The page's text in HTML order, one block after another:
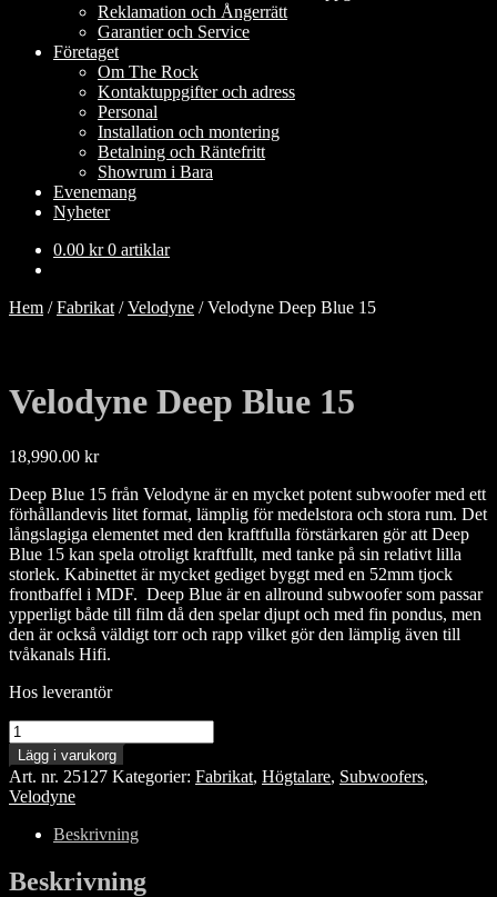
Reklamation och Ångerrätt
Garantier och Service
Företaget
Om The Rock
Kontaktuppgifter och adress
Personal
Installation och montering
Betalning och Räntefritt
Showrum i Bara
Evenemang
Nyheter
0.00 kr 0 artiklar
Hem /Fabrikat /Velodyne /Velodyne Deep Blue 15
Velodyne Deep Blue 15
18,990.00 kr
Deep Blue 15 från Velodyne är en mycket potent subwoofer med ett
förhållandevis litet format, lämplig för medelstora och stora rum. Det
långslagiga elementet med den kraftfulla förstärkaren gör att Deep
Blue 15 kan spela otroligt kraftfullt, med tanke på sin relativt lilla
storlek. Kabinettet är mycket gediget byggt med en 52mm tjock
frontbaffel i MDF. Deep Blue är en allround subwoofer som passar
ypperligt både till film då den spelar djupt och med fin pondus, men
den är också väldigt torr och rapp vilket gör den lämplig även till
tvåkanals Hifi.
Hos leverantör
Velodyne
Deep
Blue
15
mängd
Lägg i varukorg
Art. nr. 25127 Kategorier: Fabrikat, Högtalare, Subwoofers,
Velodyne
Beskrivning
Beskrivning